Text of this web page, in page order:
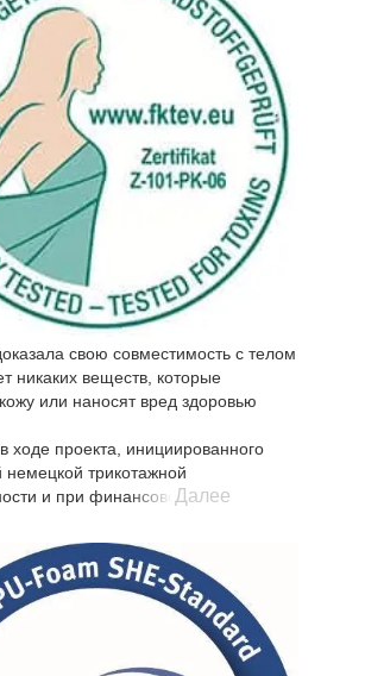
каучука и является экологически
не выделяющим
химический или иной
имеет природный запах
латекса.
проведено согласно ISO
270, измерение выделения
согласно EN 717-1 и En 717-3.
свою совместимость с телом
никаких веществ, которые
или наносят вред здоровью
ходе проекта, инициированного
трикотажной
и при финансовой поддержке
совместно с ведущими
компаниями в индустрии,
научно-обоснованную методику для
воздействия текстиля на кожу
время использования и носки
Далее